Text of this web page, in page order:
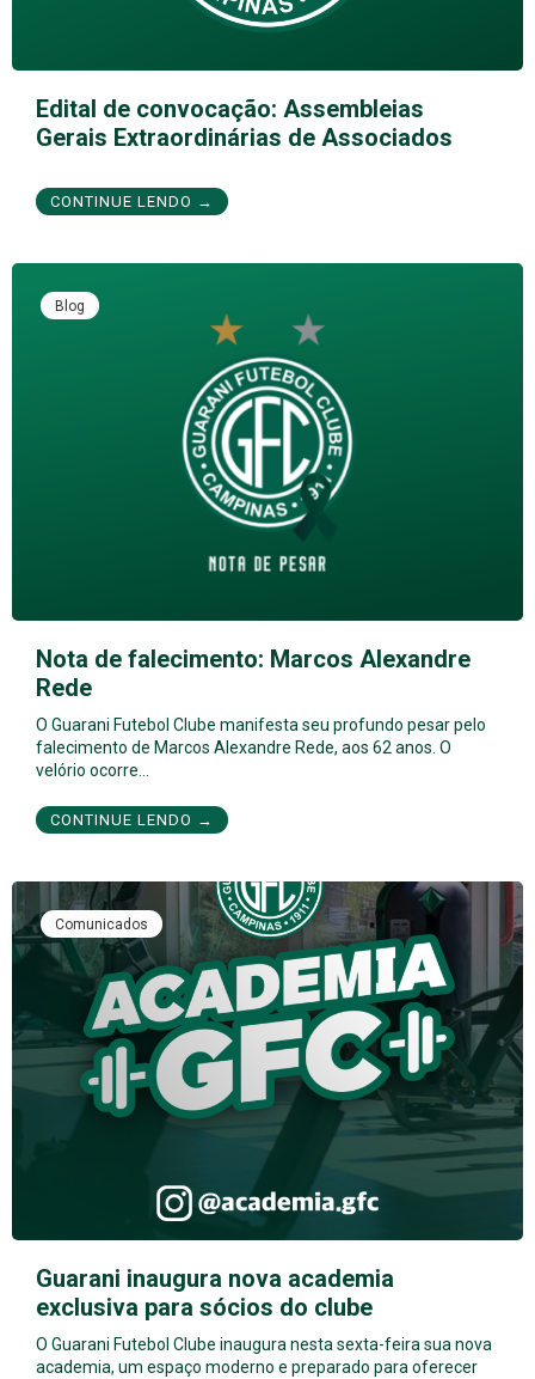
Edital de convocação: Assembleias
Gerais Extraordinárias de Associados
CONTINUE LENDO →
Blog
Nota de falecimento: Marcos Alexandre
Rede
O Guarani Futebol Clube manifesta seu profundo pesar pelo
falecimento de Marcos Alexandre Rede, aos 62 anos. O
velório ocorre…
CONTINUE LENDO →
Comunicados
Guarani inaugura nova academia
exclusiva para sócios do clube
O Guarani Futebol Clube inaugura nesta sexta-feira sua nova
academia, um espaço moderno e preparado para oferecer